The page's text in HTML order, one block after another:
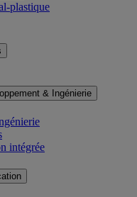
plastique
& Ingénierie
intégrée